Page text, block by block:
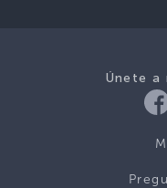
Únete a